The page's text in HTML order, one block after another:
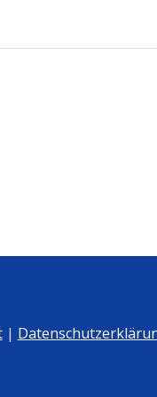
|